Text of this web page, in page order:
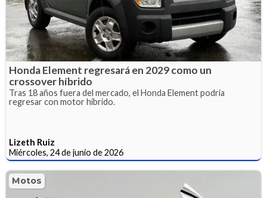
Honda Element regresará en 2029 como un
crossover híbrido
Tras 18 años fuera del mercado, el Honda Element podría
regresar con motor híbrido.
Lizeth Ruiz
Miércoles, 24 de junio de 2026
Motos